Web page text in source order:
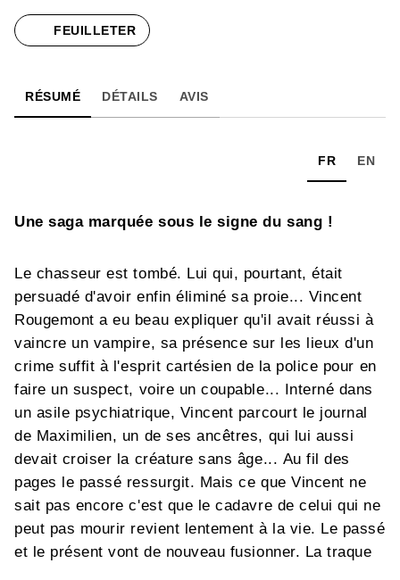
FEUILLETER
RÉSUMÉ DÉTAILS AVIS
FR EN
Une saga marquée sous le signe du sang !
Le chasseur est tombé. Lui qui, pourtant, était
persuadé d'avoir enfin éliminé sa proie... Vincent
Rougemont a eu beau expliquer qu'il avait réussi à
vaincre un vampire, sa présence sur les lieux d'un
crime suffit à l'esprit cartésien de la police pour en
faire un suspect, voire un coupable... Interné dans
un asile psychiatrique, Vincent parcourt le journal
de Maximilien, un de ses ancêtres, qui lui aussi
devait croiser la créature sans âge... Au fil des
pages le passé ressurgit. Mais ce que Vincent ne
sait pas encore c'est que le cadavre de celui qui ne
peut pas mourir revient lentement à la vie. Le passé
et le présent vont de nouveau fusionner. La traque